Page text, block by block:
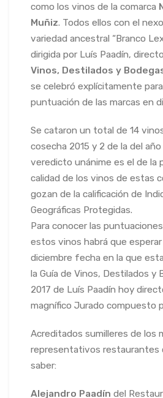
como los vinos de la comarca
Muñiz. Todos ellos con el
variedad ancestral “Branco
dirigida por Luís Paadín,
Vinos, Destilados y
se celebró explícitamente
puntuación de las marcas en
Se cataron un total de 14
cosecha 2015 y 2 de la del año
veredicto unánime es el de la
calidad de los vinos de estas
gozan de la calificación de
Geográficas Protegidas.
Para conocer las
estos vinos habrá que esperar
diciembre fecha en la que
la Guía de Vinos, Destilados y
2017 de Luís Paadín hoy
magnífico Jurado compuesto
Acreditados sumilleres de los
representativos restaurantes
saber:
Alejandro Paadín del